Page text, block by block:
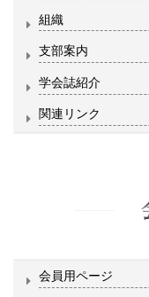
組織
支部案内
学会誌紹介
関連リンク
会員用ページ